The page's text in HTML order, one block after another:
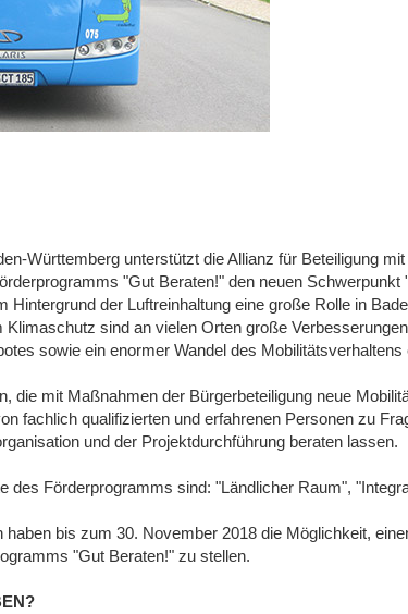
Württemberg unterstützt die Allianz für Beteiligung
"Gut Beraten!" den neuen Schwerpunkt
Hintergrund der Luftreinhaltung eine große Rolle in
Klimaschutz sind an vielen Orten große
sowie ein enormer Wandel des Mobilitätsverhaltens
die mit Maßnahmen der Bürgerbeteiligung neue
fachlich qualifizierten und erfahrenen Personen zu
und der Projektdurchführung beraten lassen.
des Förderprogramms sind: "Ländlicher Raum",
bis zum 30. November 2018 die Möglichkeit,
"Gut Beraten!" zu stellen.